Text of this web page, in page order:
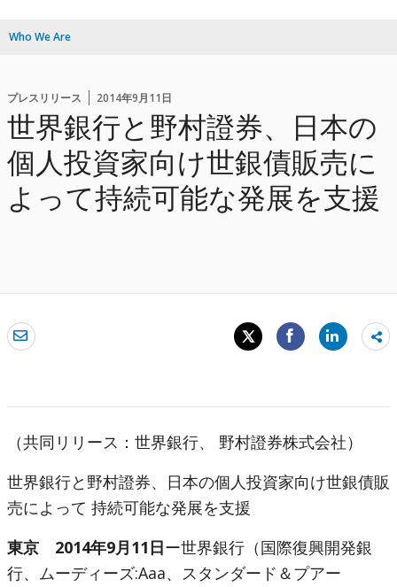
Who We Are
プレスリリース 2014年9月11日
世界銀行と野村證券、日本の
個人投資家向け世銀債販売に
よって持続可能な発展を支援
（共同リリース：世界銀行、 野村證券株式会社）
世界銀行と野村證券、日本の個人投資家向け世銀債販
売によって 持続可能な発展を支援
東京 2014年9月11日ー世界銀行（国際復興開発銀
行、ムーディーズ:Aaa、スタンダード＆プアー